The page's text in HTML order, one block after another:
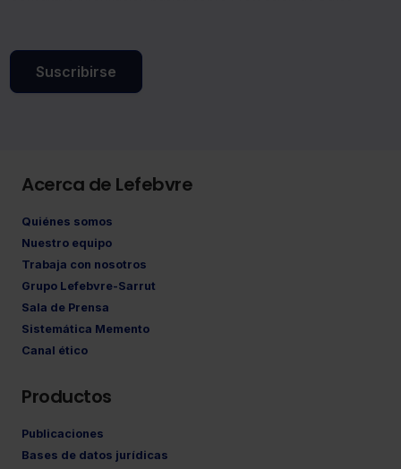
Suscribirse
Acerca de Lefebvre
Quiénes somos
Nuestro equipo
Trabaja con nosotros
Grupo Lefebvre-Sarrut
Sala de Prensa
Sistemática Memento
Canal ético
Productos
Publicaciones
Bases de datos jurídicas